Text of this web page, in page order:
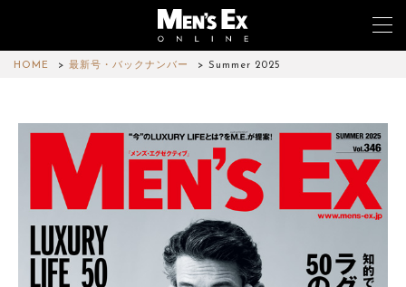
HOME 最新号・バックナンバー Summer 2025
FASHION
WATCH
CAR&BIKE
LIFESTYLE